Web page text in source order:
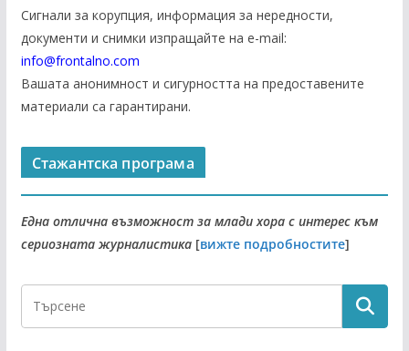
Сигнали за корупция, информация за нередности,
документи и снимки изпращайте на е-mail:
info@frontalno.com
Вашата анонимност и сигурността на предоставените
материали са гарантирани.
Стажантска програма
Една отлична възможност за млади хора с интерес към
сериозната журналистика [вижте подробностите]